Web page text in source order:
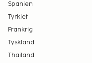
Spanien
Tyrkiet
Frankrig
Tyskland
Thailand